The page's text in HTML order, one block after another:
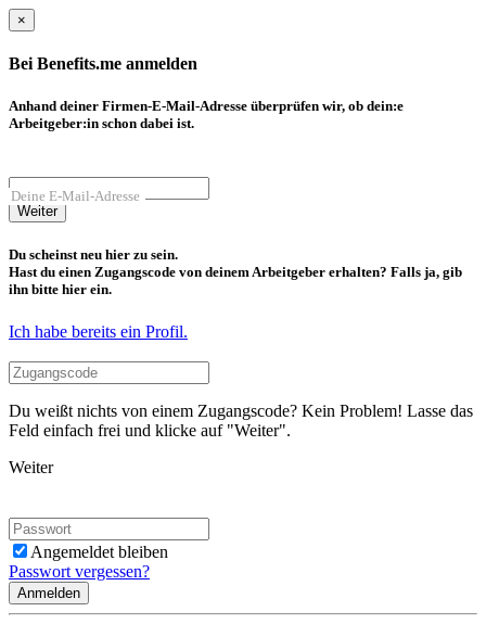
×
Bei Benefits.me anmelden
Anhand deiner Firmen-E-Mail-Adresse überprüfen wir, ob dein:e
Arbeitgeber:in schon dabei ist.
Deine E-Mail-Adresse
Weiter
Du scheinst neu hier zu sein.
Hast du einen Zugangscode von deinem Arbeitgeber erhalten? Falls ja, gib
ihn bitte hier ein.
Ich habe bereits ein Profil.
Du weißt nichts von einem Zugangscode? Kein Problem! Lasse das
Feld einfach frei und klicke auf "Weiter".
Weiter
Angemeldet bleiben
Passwort vergessen?
Anmelden